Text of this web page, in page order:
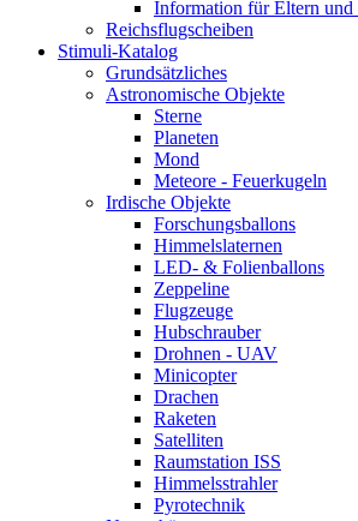
Information für Eltern und
Reichsflugscheiben
Stimuli-Katalog
Grundsätzliches
Astronomische Objekte
Sterne
Planeten
Mond
Meteore - Feuerkugeln
Irdische Objekte
Forschungsballons
Himmelslaternen
LED- & Folienballons
Zeppeline
Flugzeuge
Hubschrauber
Drohnen - UAV
Minicopter
Drachen
Raketen
Satelliten
Raumstation ISS
Himmelsstrahler
Pyrotechnik